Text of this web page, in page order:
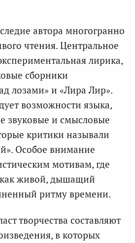
автора многогранно
чтения. Центральное
лирика,
сборники
лозами» и «Лира Лир».
возможности языка,
звуковые и смысловые
критики называли
Особое внимание
мотивам, где
как живой, дышащий
ритму времени.
творчества составляют
в которых